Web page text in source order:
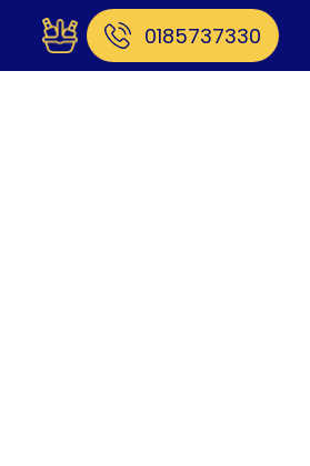
0185737330